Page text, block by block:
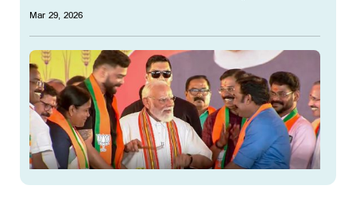
Mar 29, 2026